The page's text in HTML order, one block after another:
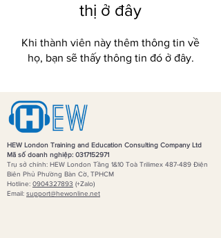
thị ở đây
Khi thành viên này thêm thông tin về
họ, bạn sẽ thấy thông tin đó ở đây.
HEW London Training and Education Consulting Company Ltd
Mã số doanh nghiệp: 0317152971
Trụ sở chính: HEW London Tầng 1&10 Toà Trilimex 487-489 Điện
Biên Phủ Phường Bàn Cờ, TPHCM
Hotline: 0904327893 (+Zalo)
Email: support@hewonline.net